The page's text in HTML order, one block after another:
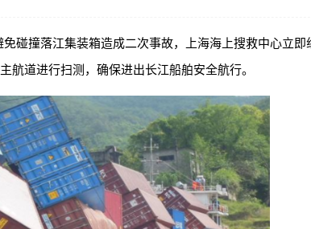
碰撞落江集装箱造成二次事故，上海海上搜救中心立即
航道进行扫测，确保进出长江船舶安全航行。